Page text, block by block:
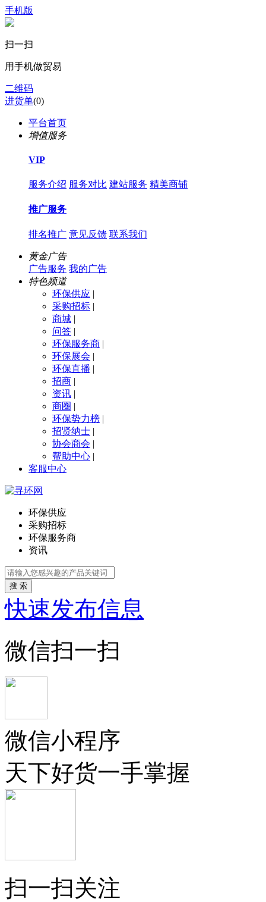
手机版
扫一扫
用手机做贸易
二维码
进货单(0)
平台首页
增值服务
VIP
服务介绍 服务对比 建站服务 精美商铺
推广服务
排名推广 意见反馈 联系我们
黄金广告
广告服务 我的广告
特色频道
环保供应 |
采购招标 |
商城 |
问答 |
环保服务商 |
环保展会 |
环保直播 |
招商 |
资讯 |
商圈 |
环保势力榜 |
招贤纳士 |
协会商会 |
帮助中心 |
客服中心
环保供应
采购招标
环保服务商
资讯
搜 索
快速发布信息
微信扫一扫
微信小程序
天下好货一手掌握
扫一扫关注